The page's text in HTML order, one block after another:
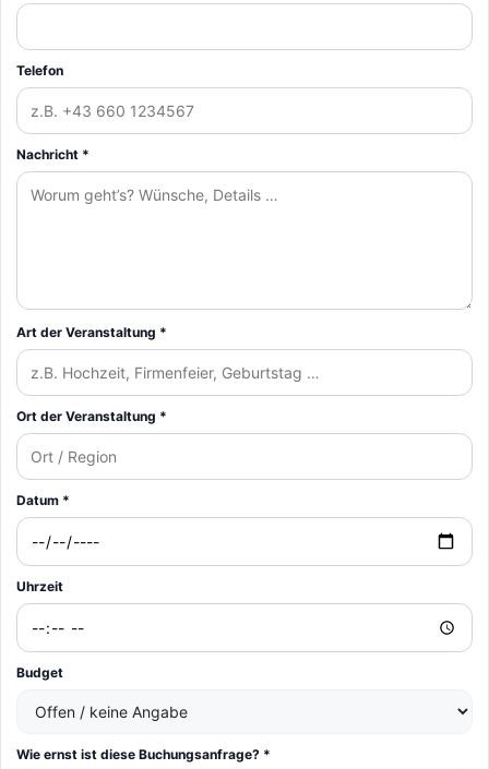
Telefon
Nachricht *
Art der Veranstaltung *
Ort der Veranstaltung *
Datum *
Uhrzeit
Budget
Wie ernst ist diese Buchungsanfrage? *